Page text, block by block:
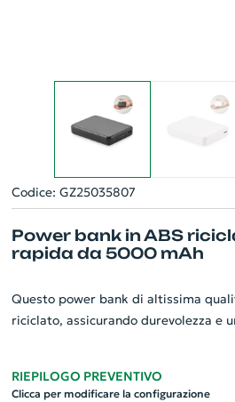
Codice: GZ25035807
Power bank in ABS
rapida da 5000 mAh
Questo power bank di altissima
riciclato, assicurando durevolezza e
supporta la tecnologia di ricarica
RIEPILOGO PREVENTIVO
Clicca per modificare la configurazione